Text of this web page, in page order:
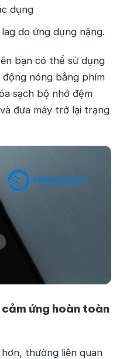
dụng
do ứng dụng nặng.
bạn có thể sử dụng
động nóng bằng phím
sạch bộ nhớ đệm
đưa máy trở lại trạng
cảm ứng hoàn toàn
thường liên quan